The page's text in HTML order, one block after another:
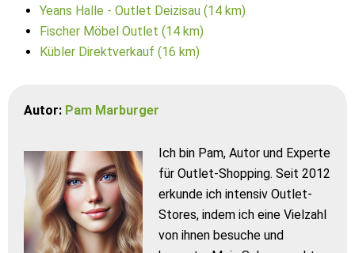
Yeans Halle - Outlet Deizisau (14 km)
Fischer Möbel Outlet (14 km)
Kübler Direktverkauf (16 km)
Autor: Pam Marburger
Ich bin Pam, Autor und Experte
für Outlet-Shopping. Seit 2012
erkunde ich intensiv Outlet-
Stores, indem ich eine Vielzahl
von ihnen besuche und